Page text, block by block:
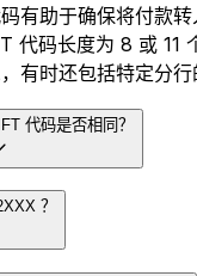
有助于确保将付款
代码长度为 8 或 11
有时还包括特定分行
代码是否相同？
？